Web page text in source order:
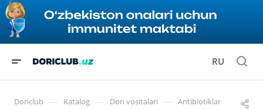
RU
Doriclub — Katalog — Dori vositalari — Antibiotiklar